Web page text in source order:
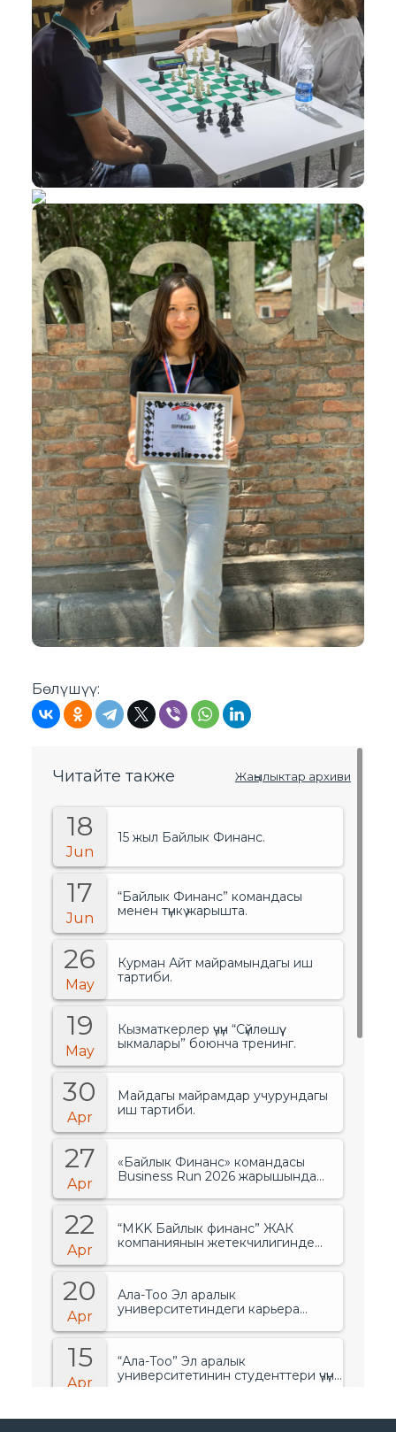
Бөлүшүү:
Читайте также Жаңылыктар архиви
18
Jun
15 жыл Байлык Финанс.
17
Jun
“Байлык Финанс” командасы
менен түнкү жарышта.
26
May
Курман Айт майрамындагы иш
тартиби.
19
May
Кызматкерлер үчүн “Сүйлөшүү
ыкмалары” боюнча тренинг.
30
Apr
Майдагы майрамдар учурундагы
иш тартиби.
27
Apr
«Байлык Финанс» командасы
Business Run 2026 жарышында
уюмдардын арасында биринчи
22
Apr
“MKK Байлык финанс” ЖАК
компаниянын жетекчилигинде
20
Apr
Ала-Тоо Эл аралык
университетиндеги карьера
15
Apr
“Ала-Тоо” Эл аралык
университетинин студенттери үчүн
14